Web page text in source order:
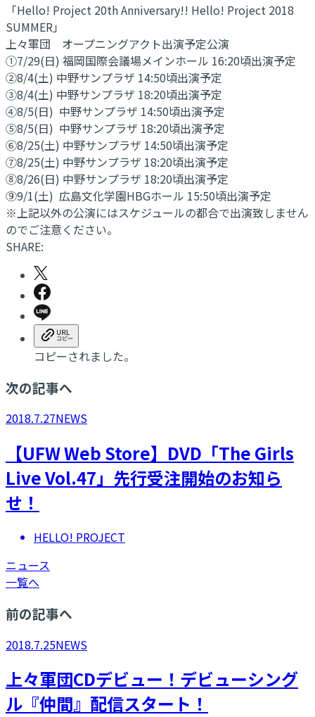
「Hello! Project 20th Anniversary!! Hello! Project 2018
SUMMER」
上々軍団 オープニングアクト出演予定公演
①7/29(日) 福岡国際会議場メインホール 16:20頃出演予定
②8/4(土) 中野サンプラザ 14:50頃出演予定
③8/4(土) 中野サンプラザ 18:20頃出演予定
④8/5(日) 中野サンプラザ 14:50頃出演予定
⑤8/5(日) 中野サンプラザ 18:20頃出演予定
⑥8/25(土) 中野サンプラザ 14:50頃出演予定
⑦8/25(土) 中野サンプラザ 18:20頃出演予定
⑧8/26(日) 中野サンプラザ 18:20頃出演予定
⑨9/1(土) 広島文化学園HBGホール 15:50頃出演予定
※上記以外の公演にはスケジュールの都合で出演致しません
のでご注意ください。
SHARE:
コピーされました。
次の記事へ
2018.7.27NEWS
【UFW Web Store】DVD「The Girls
Live Vol.47」先行受注開始のお知ら
せ！
HELLO! PROJECT
ニュース
一覧へ
前の記事へ
2018.7.25NEWS
上々軍団CDデビュー！デビューシング
ル『仲間』配信スタート！